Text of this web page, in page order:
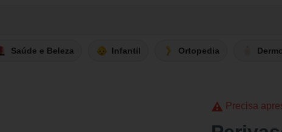
Saúde e Beleza Infantil Ortopedia
Precisa